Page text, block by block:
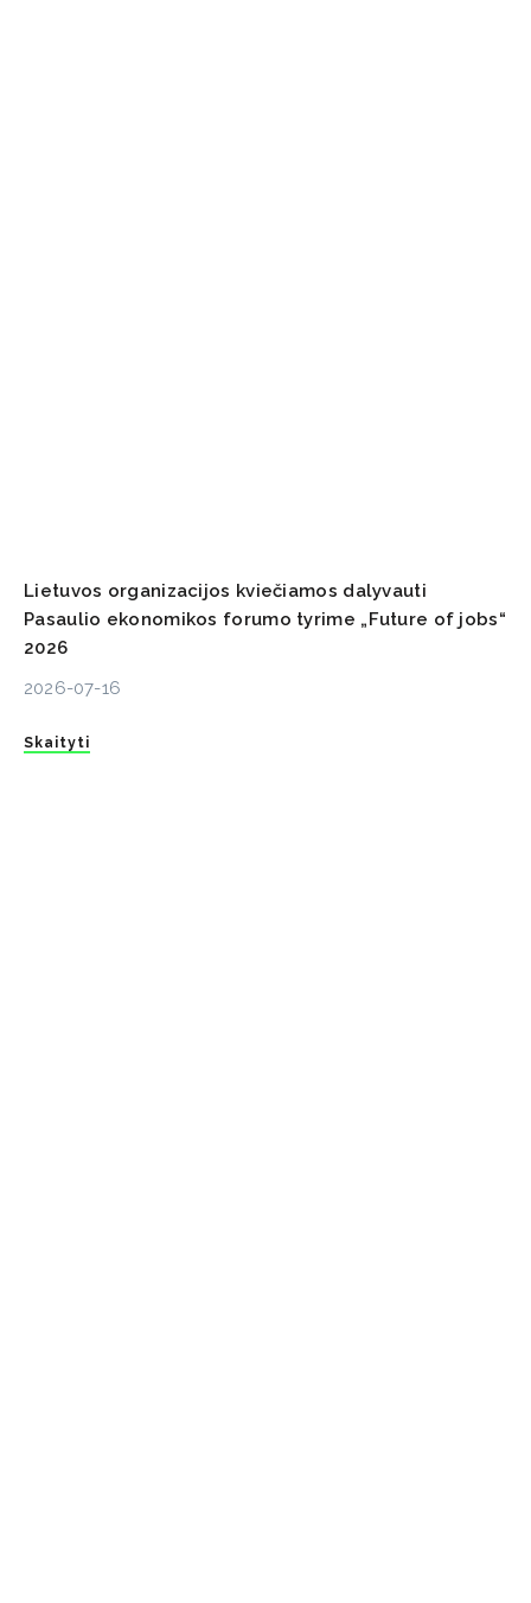
Lietuvos organizacijos kviečiamos dalyvauti
Pasaulio ekonomikos forumo tyrime „Future of jobs“
2026
2026-07-16
Skaityti